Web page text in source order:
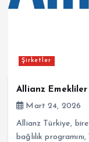
Şirketler
Allianz Emekliler
Mart 24, 2026
Allianz Türkiye,
bağlılık